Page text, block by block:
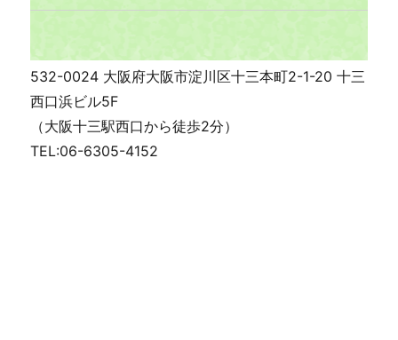
532-0024 大阪府大阪市淀川区十三本町2-1-20 十三
西口浜ビル5F
（大阪十三駅西口から徒歩2分）
TEL:06-6305-4152